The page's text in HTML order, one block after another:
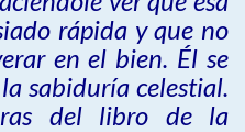
rápida y que no
en el bien. Él se
sabiduría celestial.
del libro de la